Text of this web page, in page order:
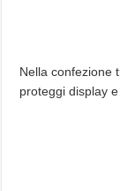
Nella confezione
proteggi display